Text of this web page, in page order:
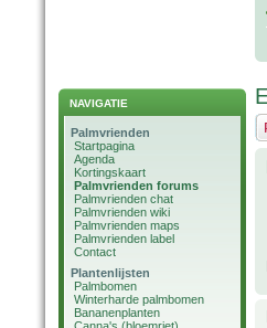
NAVIGATIE
Palmvrienden
Startpagina
Agenda
Kortingskaart
Palmvrienden forums
Palmvrienden chat
Palmvrienden wiki
Palmvrienden maps
Palmvrienden label
Contact
Plantenlijsten
Palmbomen
Winterharde palmbomen
Bananenplanten